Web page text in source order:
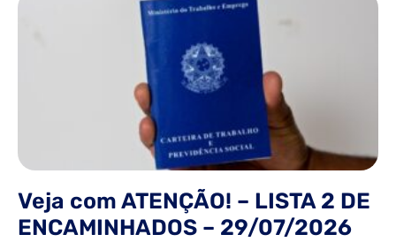
Veja com ATENÇÃO! – LISTA 2 DE
ENCAMINHADOS – 29/07/2026